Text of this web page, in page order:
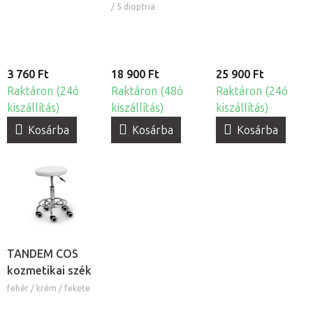
3 760 Ft
Raktáron (24ó
kiszállítás)
Kosárba
és állvánnyal
/ 5 dioptria
18 900 Ft
Raktáron (48ó
kiszállítás)
Kosárba
25 900 Ft
Raktáron (24ó
kiszállítás)
Kosárba
TANDEM COS
kozmetikai szék
fehér / krém / fekete